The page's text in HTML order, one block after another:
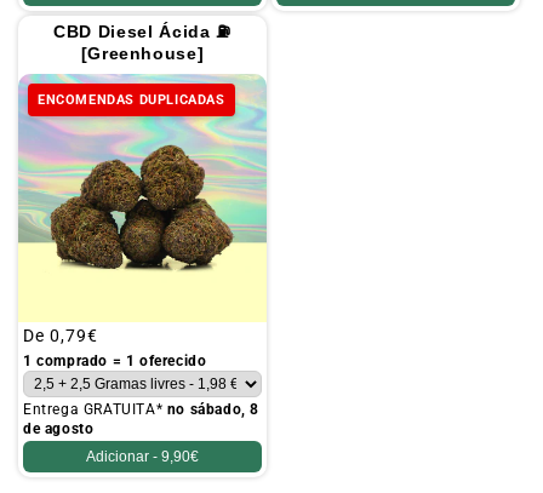
CBD Diesel Ácida ⛽
[Greenhouse]
ENCOMENDAS DUPLICADAS
Preço
habitual
De 0,79€
1 comprado = 1 oferecido
Entrega GRATUITA* no sábado, 8
de agosto
Adicionar - 9,90€